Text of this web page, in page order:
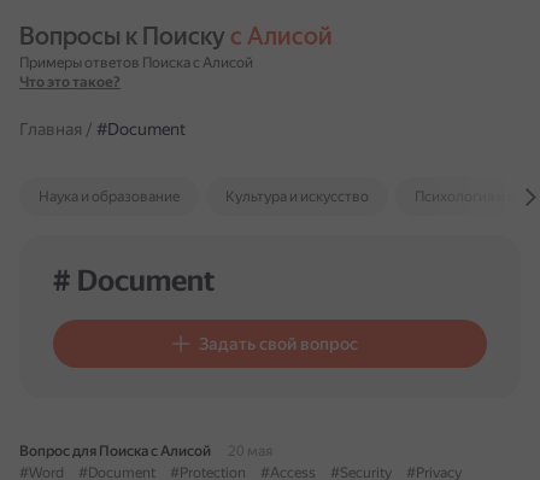
Вопросы к Поиску с Алисой
Примеры ответов Поиска с Алисой
Что это такое?
Главная / #Document
Наука и образование Культура и искусство Психология и
# Document
Задать свой вопрос
Вопрос для Поиска с Алисой
20 мая
#Word
#Document #Protection #Access #Security #Privacy